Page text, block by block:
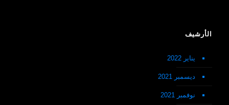
الأرشيف
يناير 2022
ديسمبر 2021
نوفمبر 2021